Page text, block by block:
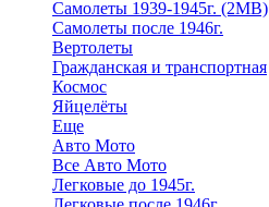
Самолеты 1939-1945г. (2МВ)
Самолеты после 1946г.
Вертолеты
Гражданская и транспортная
Космос
Яйцелёты
Еще
Авто Мото
Все Авто Мото
Легковые до 1945г.